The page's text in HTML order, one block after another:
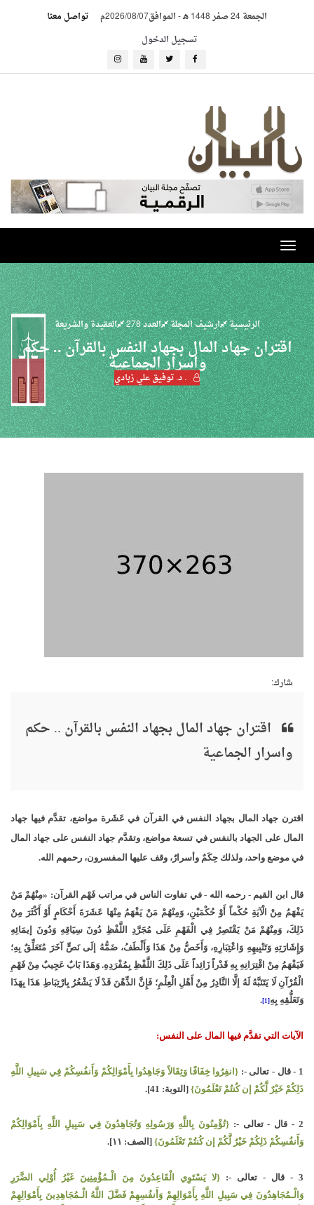
الجمعة 24 صفر 1448 هـ -الموافق2026/08/07م
تواصل معنا
تسجيل الدخول
Toggle
navigation
الرئيسية ارشيف المجلة العدد 278 العقيدة والشريعة
اقتران جهاد المال بجهاد النفس بالقرآن .. حكم
واسرار الجماعية
. د. توفيق علي زبادي
شارك:
اقتران جهاد المال بجهاد النفس بالقرآن .. حكم
واسرار الجماعية
اقترن جهاد المال بجهاد النفس في القرآن في عَشَرة مواضع، تقدَّم فيها جهاد
المال على الجهاد بالنفس في تسعة مواضع، وتقدَّم جهاد النفس على جهاد المال
في موضع واحد، ولذلك حِكَمٌ وأسرارٌ، وقف عليها المفسرون، رحمهم الله.
قال ابن القيم - رحمه الله - في تفاوت الناس في مراتب فَهْم القرآن: «مِنْهُمْ مَنْ
يَفْهَمُ مِنْ الْآيَةِ حُكْماً أَوْ حُكْمَيْنِ، وَمِنْهُمْ مَنْ يَفْهَمُ مِنْهَا عَشَرَةَ أَحْكَامٍ أَوْ أَكْثَرَ مِنْ
ذَلِكَ، وَمِنْهُمْ مَنْ يَقْتَصِرُ فِي الْفَهْمِ عَلَى مُجَرَّدِ اللَّفْظِ دُونَ سِيَاقِهِ وَدُونَ إيمَائِهِ
وَإِشَارَتِهِ وَتَنْبِيهِهِ وَاعْتِبَارِهِ، وَأَخَصُّ مِنْ هَذَا وَأَلْطَفُ، ضَمُّهُ إلَى نَصٍّ آخَرَ مُتَعَلِّقٌ بِهِ؛
فَيَفْهَمُ مِنْ اقْتِرَانِهِ بِهِ قَدْراً زَائِداً عَلَى ذَلِكَ اللَّفْظِ بِمُفْرَدِهِ. وَهَذَا بَابٌ عَجِيبٌ مِنْ فَهْمِ
الْقُرْآنِ لَا يَتَنَبَّهُ لَهُ إلَّا النَّادِرُ مِنْ أَهْلِ الْعِلْمِ؛ فَإِنَّ الذِّهْنَ قَدْ لَا يَشْعُرُ بِارْتِبَاطِ هَذَا بِهَذَا
وَتَعَلُّقِهِ بِهِ [1]
.
الآيات التي تقدَّم فيها المال على النفس:
1 - قال - تعالى -:
{انفِرُوا خِفَافًا وَثِقَالاً وَجَاهِدُوا بِأَمْوَالِكُمْ وَأَنفُسِكُمْ فِي سَبِيلِ اللَّهِ
ذَلِكُمْ خَيْرٌ لَّكُمْ إن كُنتُمْ تَعْلَمُونَ} [التوبة: 41].
2 - قال - تعالى -:
{تُؤْمِنُونَ بِاللَّهِ وَرَسُولِهِ وَتُجَاهِدُونَ فِي سَبِيلِ اللَّهِ بِأَمْوَالِكُمْ
وَأَنفُسِكُمْ ذَلِكُمْ خَيْرٌ لَّكُمْ إن كُنتُمْ تَعْلَمُونَ} [الصف: ١١].
3 - قال - تعالى -:
{لا يَسْتَوِي الْقَاعِدُونَ مِنَ الْـمُؤْمِنِينَ غَيْرُ أُوْلِي الضَّرَرِ
وَالْـمُجَاهِدُونَ فِي سَبِيلِ اللَّهِ بِأَمْوَالِهِمْ وَأَنفُسِهِمْ فَضَّلَ اللَّهُ الْـمُجَاهِدِينَ بِأَمْوَالِهِمْ